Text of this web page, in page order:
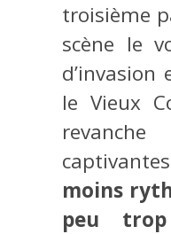
troisième
scène le
le Vieux
moins
peu